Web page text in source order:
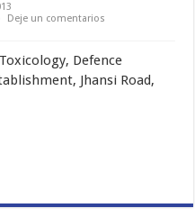
Deje un comentarios
Defence
Jhansi Road,